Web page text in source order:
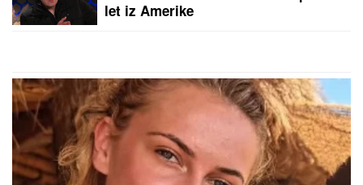
let iz Amerike